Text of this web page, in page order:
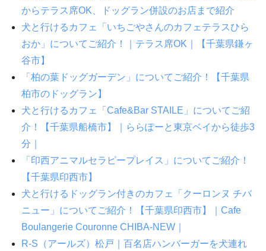
からテラス席OK、ドッグラン併設のお店まで紹介
犬と行けるカフェ「いちごやさんのカフェテラスひら
おか」についてご紹介！｜テラス席OK｜【千葉県鎌ヶ
谷市】
「柏の葉ドッグガーデン」についてご紹介！【千葉県
柏市のドッグラン】
犬と行けるカフェ「Cafe&Bar STAILE」についてご紹
介！【千葉県船橋市】｜ららぽーと東京ベイから徒歩3
分｜
「印西アニマルセラピープレイス」についてご紹介！
【千葉県印西市】
犬と行けるドッグラン付きのカフェ「クーロンヌ チバ
ニュー」についてご紹介！【千葉県印西市】｜Cafe
Boulangerie Couronne CHIBA-NEW｜
R-S（アールズ）松戸｜百名店ハンバーガーを犬連れ